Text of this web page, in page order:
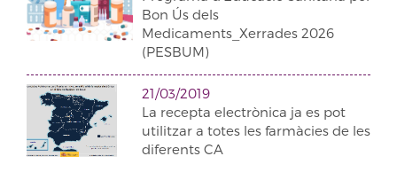
Bon Ús dels
Medicaments_Xerrades 2026
(PESBUM)
21/03/2019
La recepta electrònica ja es pot
utilitzar a totes les farmàcies de les
diferents CA